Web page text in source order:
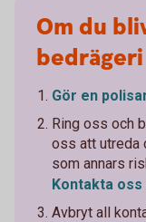
Om du
bedrägeri
Gör en
Ring oss och
oss att utreda
som annars
Kontakta oss
Avbryt all